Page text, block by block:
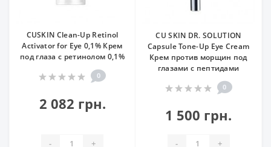
CUSKIN Clean-Up Retinol
Activator for Eye 0,1% Крем
под глаза с ретинолом 0,1%
0
2 082 грн.
- +
CU SKIN DR. SOLUTION
Capsule Tone-Up Eye Cream
Крем против морщин под
глазами с пептидами
0
1 500 грн.
- +